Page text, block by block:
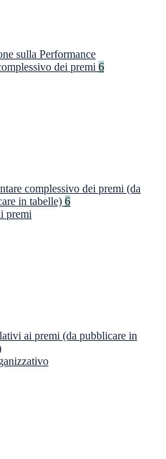
sulla Performance
dei premi 6
complessivo dei premi (da
in tabelle) 6
premi
ai premi (da pubblicare in